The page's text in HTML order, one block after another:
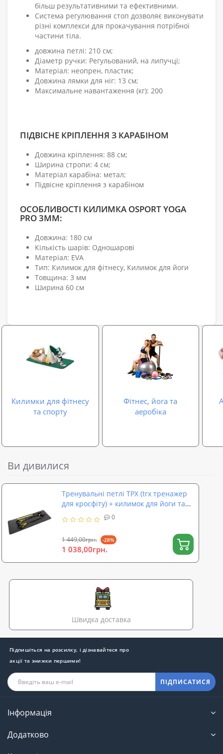
більш результативними та ефективними.
Система регулювання стоп дозволяє виконувати
різні комплекси для прокачування потрібної
частини тіла.
довжина петлі: 210 см;
Діаметр ручки: Регульований, на липучці;
Матеріал: неопрен, пластик;
Довжина лямки для ніг: 13 см;
Максимальне навантаження (кг): 200
ПІДВІСНЕ КРІПЛЕННЯ З КАРАБІНОМ
Довжина кріплення: 88 см;
Ширина стропи: 4 см;
Матеріал карабіна: метал;
Підвісне кріплення з карабіном
ОСОБЛИВОСТІ КИЛИМКА OSPORT YOGA
PRO 3MM:
Довжина: 180 см
Кількість шарів: Одношарові
Матеріал: EVA
Тип: Килимок для фітнесу, Килимок для йоги
Товщина: 3 мм
Ширина 60 см
Килимки для фітнесу
та спорту
Фітнес, йога та
аеробіка
Ви дивилися
Тренувальні петлі ТРХ (trx тренажер
для кросфіту) + килимок для йоги та
фітнесу OSPORT Set 57 (n-0087)
0
1 449,00грн. -28%
1 038,00грн.
Швидка доставка
Підпишіться на розсилку, і дізнавайтеся про
акції та знижки першими!
ПІДПИСАТИСЯ
Інформація
Додатково